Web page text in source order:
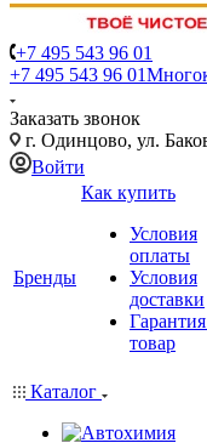
+7 495 543 96 01
+7 495 543 96 01
Заказать звонок
г. Одинцово, ул.
Войти
Бренды
Как купить
Условия
оплаты
Условия
доставки
товар
Каталог